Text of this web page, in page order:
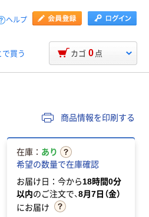
ヘルプ
で買う カゴ 0 点
商品情報を印刷する
在庫： あり
希望の数量で在庫確認
お届け日：今から18時間0分
以内のご注文で、8月7日（金）
にお届け